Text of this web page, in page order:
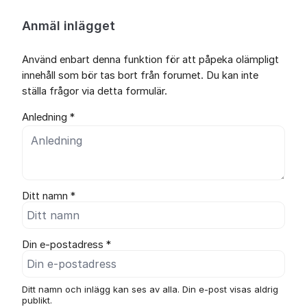
Anmäl inlägget
Använd enbart denna funktion för att påpeka olämpligt
innehåll som bör tas bort från forumet. Du kan inte
ställa frågor via detta formulär.
Anledning *
Ditt namn *
Din e-postadress *
Ditt namn och inlägg kan ses av alla. Din e-post visas aldrig
publikt.